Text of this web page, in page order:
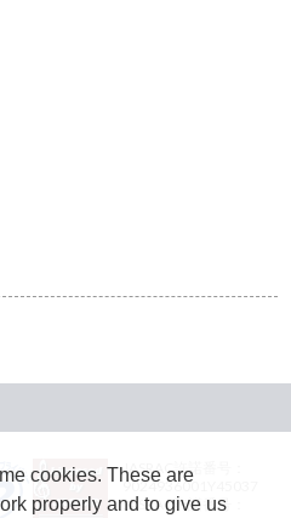
cookies. These are
properly and to give us
JASRAC許諾番号：
9024936001Y45037
JASRAC許諾番号：